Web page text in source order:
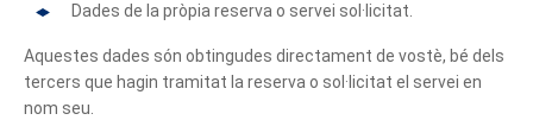
Dades de la pròpia reserva o servei sol·licitat.
Aquestes dades són obtingudes directament de vostè, bé dels
tercers que hagin tramitat la reserva o sol·licitat el servei en
nom seu.